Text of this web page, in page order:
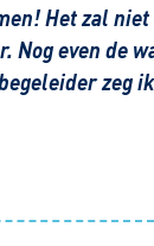
Het zal
Nog even de
zeg